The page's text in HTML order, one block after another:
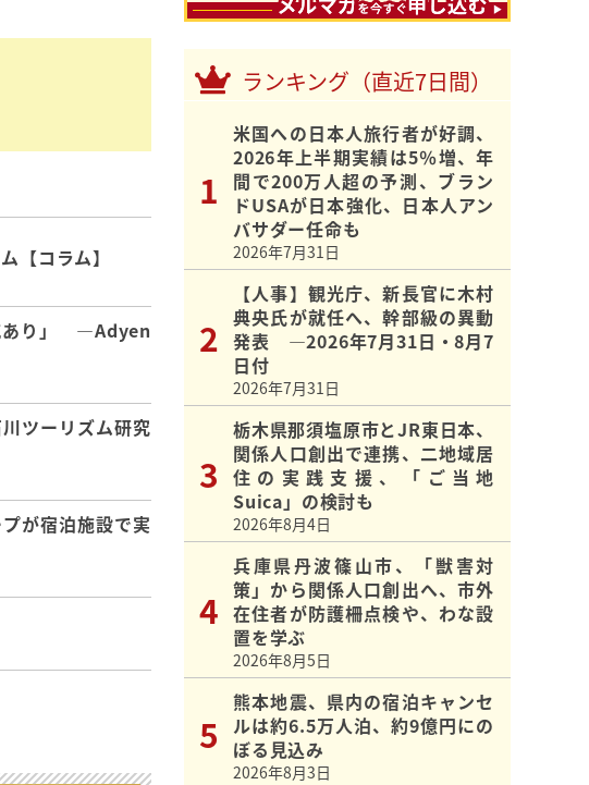
【コラム】
あり」 ―Adyen
ツーリズム研究
が宿泊施設で実
ランキング（直近7日間）
米国への日本人旅行者が好調、
2026年上半期実績は5％増、年
間で200万人超の予測、ブラン
ドUSAが日本強化、日本人アン
バサダー任命も
2026年7月31日
【人事】観光庁、新長官に木村
典央氏が就任へ、幹部級の異動
発表 ―2026年7月31日・8月7
日付
2026年7月31日
栃木県那須塩原市とJR東日本、
関係人口創出で連携、二地域居
住の実践支援、「ご当地
Suica」の検討も
2026年8月4日
兵庫県丹波篠山市、「獣害対
策」から関係人口創出へ、市外
在住者が防護柵点検や、わな設
置を学ぶ
2026年8月5日
熊本地震、県内の宿泊キャンセ
ルは約6.5万人泊、約9億円にの
ぼる見込み
2026年8月3日